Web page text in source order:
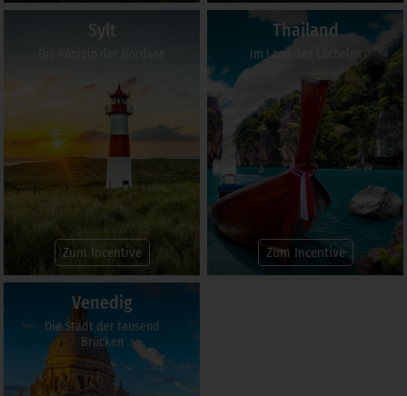
Sylt
Zum Incentive
Thailand
Im Land des Lächelns
Zum Incentive
Venedig
Die Stadt der tausend
Brücken